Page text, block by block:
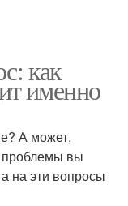
как
именно
А может,
вы
на эти вопросы